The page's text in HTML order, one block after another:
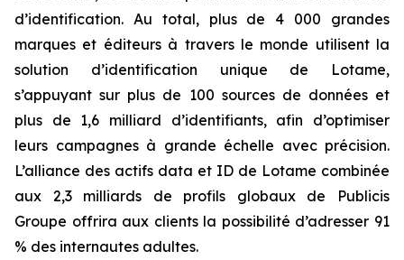
d’identification. Au total, plus de 4 000 grandes
marques et éditeurs à travers le monde utilisent la
solution d’identification unique de Lotame,
s’appuyant sur plus de 100 sources de données et
plus de 1,6 milliard d’identifiants, afin d’optimiser
leurs campagnes à grande échelle avec précision.
L’alliance des actifs data et ID de Lotame combinée
aux 2,3 milliards de profils globaux de Publicis
Groupe offrira aux clients la possibilité d’adresser 91
% des internautes adultes.